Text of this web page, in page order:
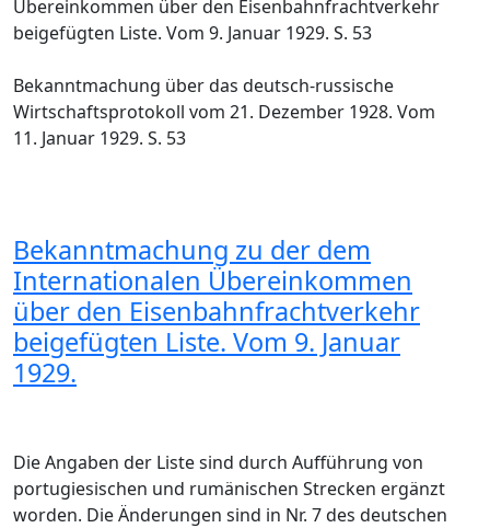
Übereinkommen über den Eisenbahnfrachtverkehr
beigefügten Liste. Vom 9. Januar 1929. S. 53
Bekanntmachung über das deutsch-russische
Wirtschaftsprotokoll vom 21. Dezember 1928. Vom
11. Januar 1929. S. 53
Bekanntmachung zu der dem
Internationalen Übereinkommen
über den Eisenbahnfrachtverkehr
beigefügten Liste. Vom 9. Januar
1929.
Die Angaben der Liste sind durch Aufführung von
portugiesischen und rumänischen Strecken ergänzt
worden. Die Änderungen sind in Nr. 7 des deutschen